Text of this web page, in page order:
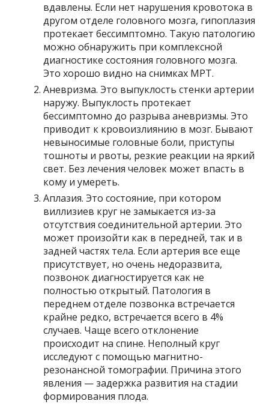
вдавлены. Если нет нарушения кровотока в
другом отделе головного мозга, гипоплазия
протекает бессимптомно. Такую патологию
можно обнаружить при комплексной
диагностике состояния головного мозга.
Это хорошо видно на снимках МРТ.
Аневризма. Это выпуклость стенки артерии
наружу. Выпуклость протекает
бессимптомно до разрыва аневризмы. Это
приводит к кровоизлиянию в мозг. Бывают
невыносимые головные боли, приступы
тошноты и рвоты, резкие реакции на яркий
свет. Без лечения человек может впасть в
кому и умереть.
Аплазия. Это состояние, при котором
виллизиев круг не замыкается из-за
отсутствия соединительной артерии. Это
может произойти как в передней, так и в
задней частях тела. Если артерия все еще
присутствует, но очень недоразвита,
позвонок диагностируется как не
полностью открытый. Патология в
переднем отделе позвонка встречается
крайне редко, встречается всего в 4%
случаев. Чаще всего отклонение
происходит на спине. Неполный круг
исследуют с помощью магнитно-
резонансной томографии. Причина этого
явления — задержка развития на стадии
формирования плода.